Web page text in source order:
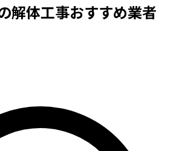
解体工事おすすめ業者